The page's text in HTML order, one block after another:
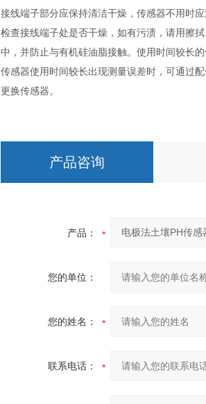
接线端子部分应保持清洁干燥，传感器不用时
检查接线端子处是否干燥，如有污渍，请用擦
中，并防止与有机硅油脂接触。使用时间较长
传感器使用时间较长出现测量误差时，可通过
更换传感器。
产品咨询
产品：
您的单位：
您的姓名：
联系电话：